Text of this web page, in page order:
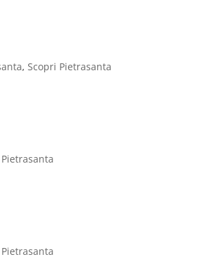
,Scopri Pietrasanta